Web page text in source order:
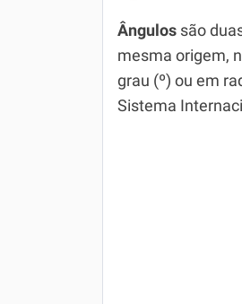
Exercícios ENEM
Simulados ENEM
Biologia
Inglês
Geografia
Ângulos são
mesma origem,
grau (º) ou em
Sistema